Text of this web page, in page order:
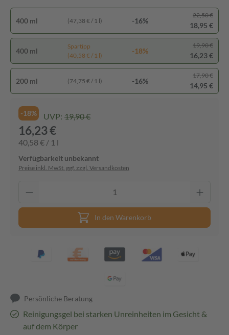
400 ml (47,38 € / 1 l) -16%
22,50 €
18,95 €
400 ml
Spartipp
(40,58 € / 1 l)
-18%
19,90 €
16,23 €
200 ml (74,75 € / 1 l) -16%
17,90 €
14,95 €
-18% UVP: 19,90 €
16,23 €
40,58 € / 1 l
Verfügbarkeit unbekannt
Preise inkl. MwSt. ggf. zzgl. Versandkosten
In den Warenkorb
Persönliche Beratung
Reinigungsgel bei starken Unreinheiten im Gesicht &
auf dem Körper